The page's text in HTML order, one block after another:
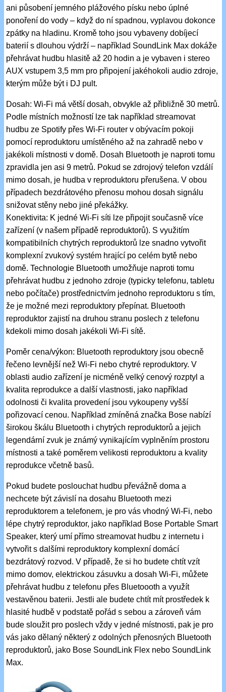
ani působení jemného plážového písku nebo úplné
ponoření do vody – když do ní spadnou, vyplavou dokonce
zpátky na hladinu. Kromě toho jsou vybaveny dobíjecí
baterií s dlouhou výdrží – například SoundLink Max dokáže
přehrávat hudbu hlasitě až 20 hodin a je vybaven i stereo
AUX vstupem 3,5 mm pro připojení jakéhokoli audio zdroje,
kterým může být i DJ pult.
Dosah: Wi-Fi má větší dosah, obvykle až přibližně 30 metrů.
Podle místních možností lze tak například streamovat
hudbu ze Spotify přes Wi-Fi router v obývacím pokoji
pomocí reproduktoru umístěného až na zahradě nebo v
jakékoli místnosti v domě. Dosah Bluetooth je naproti tomu
zpravidla jen asi 9 metrů. Pokud se zdrojový telefon vzdálí
mimo dosah, je hudba v reproduktoru přerušena. V obou
případech bezdrátového přenosu mohou dosah signálu
snižovat stěny nebo jiné překážky.
Konektivita: K jedné Wi-Fi síti lze připojit současně více
zařízení (v našem případě reproduktorů). S využitím
kompatibilních chytrých reproduktorů lze snadno vytvořit
komplexní zvukový systém hrající po celém bytě nebo
domě. Technologie Bluetooth umožňuje naproti tomu
přehrávat hudbu z jednoho zdroje (typicky telefonu, tabletu
nebo počítače) prostřednictvím jednoho reproduktoru s tím,
že je možné mezi reproduktory přepínat. Bluetooth
reproduktor zajistí na druhou stranu poslech z telefonu
kdekoli mimo dosah jakékoli Wi-Fi sítě.
Poměr cena/výkon: Bluetooth reproduktory jsou obecně
řečeno levnější než Wi-Fi nebo chytré reproduktory. V
oblasti audio zařízení je nicméně velký cenový rozptyl a
kvalita reprodukce a další vlastnosti, jako například
odolnosti či kvalita provedení jsou vykoupeny vyšší
pořizovací cenou. Například zmíněná značka Bose nabízí
širokou škálu Bluetooth i chytrých reproduktorů a jejich
legendární zvuk je známý vynikajícím vyplněním prostoru
místnosti a také poměrem velikosti reproduktoru a kvality
reprodukce včetně basů.
Pokud budete poslouchat hudbu převážně doma a
nechcete být závislí na dosahu Bluetooth mezi
reproduktorem a telefonem, je pro vás vhodný Wi-Fi, nebo
lépe chytrý reproduktor, jako například Bose Portable Smart
Speaker, který umí přímo streamovat hudbu z internetu i
vytvořit s dalšími reproduktory komplexní domácí
bezdrátový rozvod. V případě, že si ho budete chtít vzít
mimo domov, elektrickou zásuvku a dosah Wi-Fi, můžete
přehrávat hudbu z telefonu přes Bluetoooth a využít
vestavěnou baterii. Jestli ale budete chtít mít prostředek k
hlasité hudbě v podstatě pořád s sebou a zároveň vám
bude sloužit pro poslech vždy v jedné místnosti, pak je pro
vás jako dělaný některý z odolných přenosných Bluetooth
reproduktorů, jako Bose SoundLink Flex nebo SoundLink
Max.